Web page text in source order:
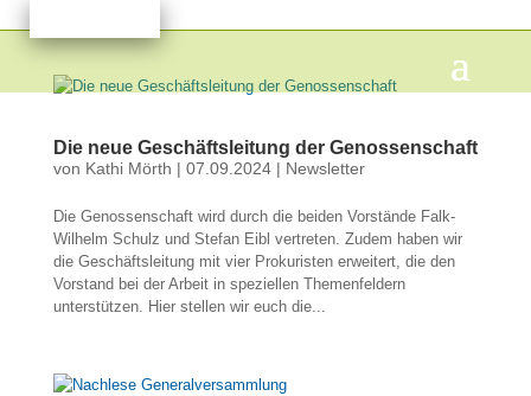
Die neue Geschäftsleitung der Genossenschaft
von Kathi Mörth | 07.09.2024| Newsletter
Die Genossenschaft wird durch die beiden Vorstände Falk-
Wilhelm Schulz und Stefan Eibl vertreten. Zudem haben wir
die Geschäftsleitung mit vier Prokuristen erweitert, die den
Vorstand bei der Arbeit in speziellen Themenfeldern
unterstützen. Hier stellen wir euch die...